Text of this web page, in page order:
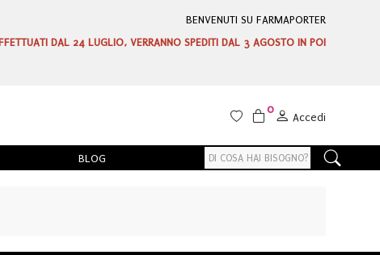
BENVENUTI SU FARMAPORTER
DAL 24 LUGLIO, VERRANNO SPEDITI DAL 3 AGOSTO IN POI
0
Accedi
BLOG